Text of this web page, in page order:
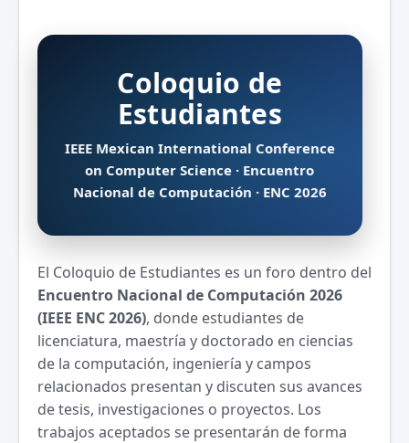
Coloquio de
Estudiantes
IEEE Mexican International Conference
on Computer Science · Encuentro
Nacional de Computación · ENC 2026
El Coloquio de Estudiantes es un foro dentro del
Encuentro Nacional de Computación 2026
(IEEE ENC 2026), donde estudiantes de
licenciatura, maestría y doctorado en ciencias
de la computación, ingeniería y campos
relacionados presentan y discuten sus avances
de tesis, investigaciones o proyectos. Los
trabajos aceptados se presentarán de forma